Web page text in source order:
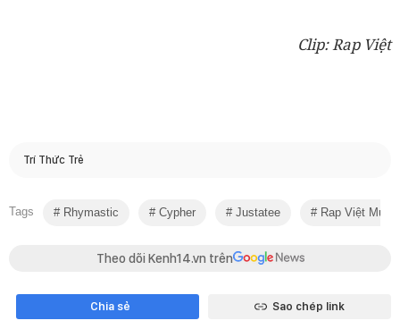
Clip: Rap Việt
Trí Thức Trẻ
Tags Rhymastic Cypher Justatee Rap Việt Mùa 2
Theo dõi Kenh14.vn trên
Chia sẻ Sao chép link